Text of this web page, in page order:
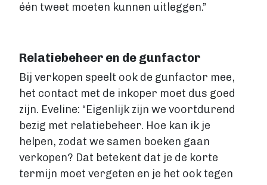
één tweet moeten kunnen uitleggen.”
Relatiebeheer en de gunfactor
Bij verkopen speelt ook de gunfactor mee,
het contact met de inkoper moet dus goed
zijn. Eveline: “Eigenlijk zijn we voortdurend
bezig met relatiebeheer. Hoe kan ik je
helpen, zodat we samen boeken gaan
verkopen? Dat betekent dat je de korte
termijn moet vergeten en je het ook tegen